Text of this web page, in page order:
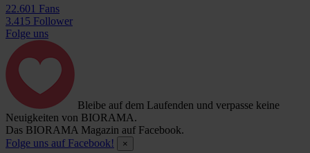
22.601 Fans
3.415 Follower
Folge uns
Bleibe auf dem Laufenden und verpasse keine
Neuigkeiten von BIORAMA.
Das BIORAMA Magazin auf Facebook.
Folge uns auf Facebook!
×